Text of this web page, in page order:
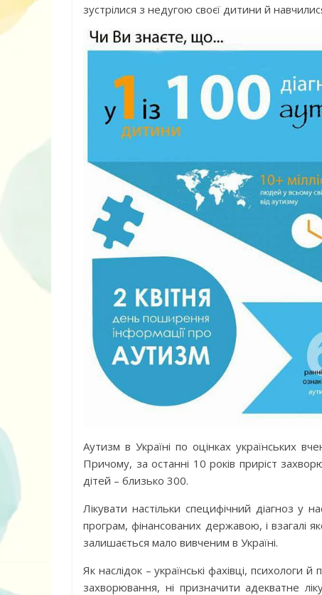
зустрілися з недугою своєї дитини й
Аутизм в Україні по оцінках українських
Причому, за останні 10 років приріст
дітей – близько 300.
Лікувати настільки специфічний діагноз у
програм, фінансованих державою, і взагалі
залишається мало вивченим в Україні.
Як наслідок – українські фахівці, психологи
захворювання, ні призначити адекватне
10 ігор з
нарешті
планшетів
Книга «Як
Корчак Януш